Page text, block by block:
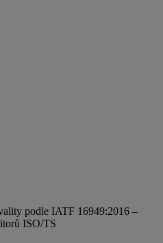
podle IATF 16949:2016 –
ISO/TS